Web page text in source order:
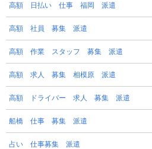
高額 日払い 仕事 福岡 派遣
高額 社員 募集 派遣
高額 作業 スタッフ 募集 派遣
高額 求人 募集 相模原 派遣
高額 ドライバー 求人 募集 派遣
船橋 仕事 募集 派遣
占い 仕事募集 派遣